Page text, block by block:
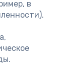
в